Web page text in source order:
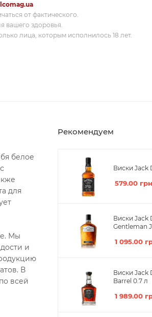
от фактического.
вашего здоровья.
лица, которым исполнилось 18 лет.
белое
для
Мы
и
В
всей
Рекомендуем
Виски Jack
579.00 грн
Виски Jack
Gentleman
1 095.00
Виски Jack
Barrel 0.7 л
1 989.00